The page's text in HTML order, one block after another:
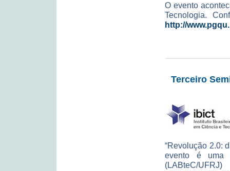
O evento
Tecnologia.
http://
Terceiro
“Revolução 2.0:
evento é uma
(LABteC/